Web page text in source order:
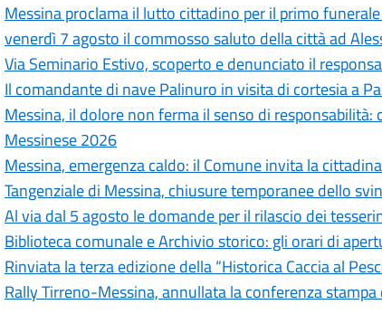
Messina proclama il lutto cittadino per il primo
venerdì 7 agosto il commosso saluto della città ad
Via Seminario Estivo, scoperto e denunciato il
Il comandante di nave Palinuro in visita di cortesia a
Messina, il dolore non ferma il senso di
Messinese 2026
Messina, emergenza caldo: il Comune invita la
Tangenziale di Messina, chiusure temporanee dello
Al via dal 5 agosto le domande per il rilascio dei
Biblioteca comunale e Archivio storico: gli orari di
Rinviata la terza edizione della “Historica Caccia al
Rally Tirreno-Messina, annullata la conferenza